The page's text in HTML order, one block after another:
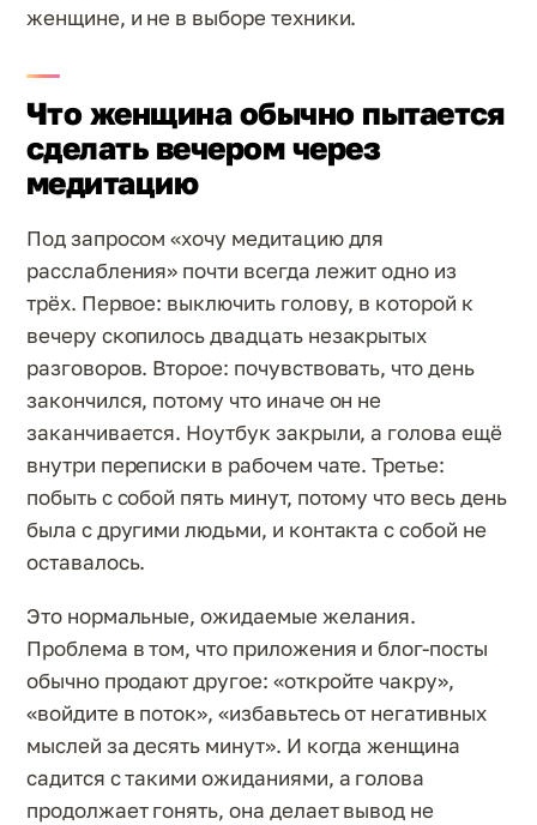
женщине, и не в выборе техники.
Что женщина обычно пытается
сделать вечером через
медитацию
Под запросом «хочу медитацию для
расслабления» почти всегда лежит одно из
трёх. Первое: выключить голову, в которой к
вечеру скопилось двадцать незакрытых
разговоров. Второе: почувствовать, что день
закончился, потому что иначе он не
заканчивается. Ноутбук закрыли, а голова ещё
внутри переписки в рабочем чате. Третье:
побыть с собой пять минут, потому что весь день
была с другими людьми, и контакта с собой не
оставалось.
Это нормальные, ожидаемые желания.
Проблема в том, что приложения и блог-посты
обычно продают другое: «откройте чакру»,
«войдите в поток», «избавьтесь от негативных
мыслей за десять минут». И когда женщина
садится с такими ожиданиями, а голова
продолжает гонять, она делает вывод не